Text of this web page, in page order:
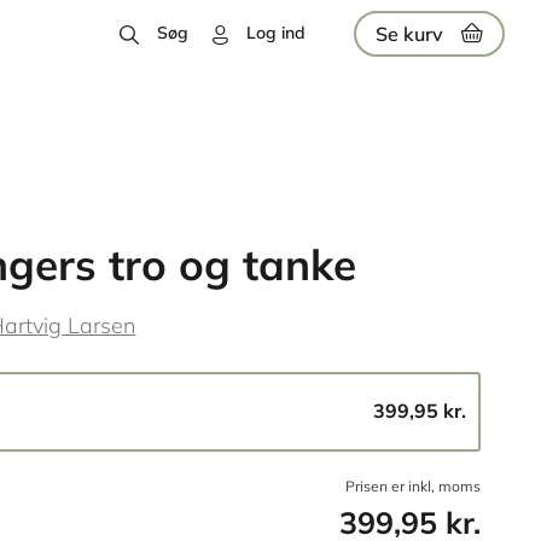
Søg Log ind Se kurv
tro og tanke
Larsen
399,95 kr.
Prisen er inkl, moms
399,95 kr.